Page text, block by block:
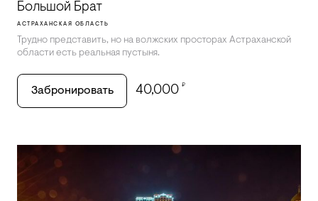
Большой Брат
АСТРАХАНСКАЯ ОБЛАСТЬ
Трудно представить, но на волжских просторах Астраханской
области есть реальная пустыня.
Забронировать 40,000 ₽